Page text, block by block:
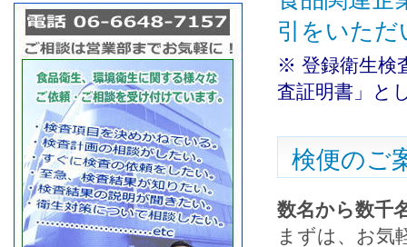
引をいた
※ 登録衛生検
査証明書」と
検便のご
数名から数千
まずは、お気